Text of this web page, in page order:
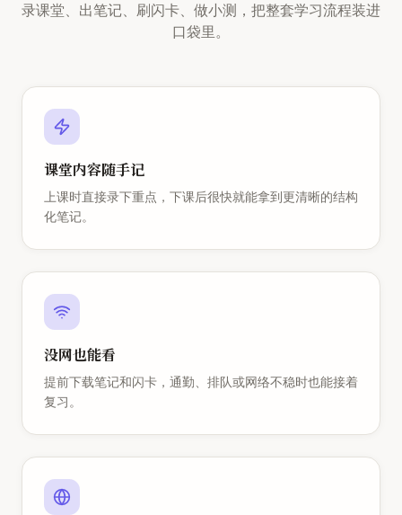
录课堂、出笔记、刷闪卡、做小测，把整套学习流程装进
口袋里。
课堂内容随手记
上课时直接录下重点，下课后很快就能拿到更清晰的结构
化笔记。
没网也能看
提前下载笔记和闪卡，通勤、排队或网络不稳时也能接着
复习。